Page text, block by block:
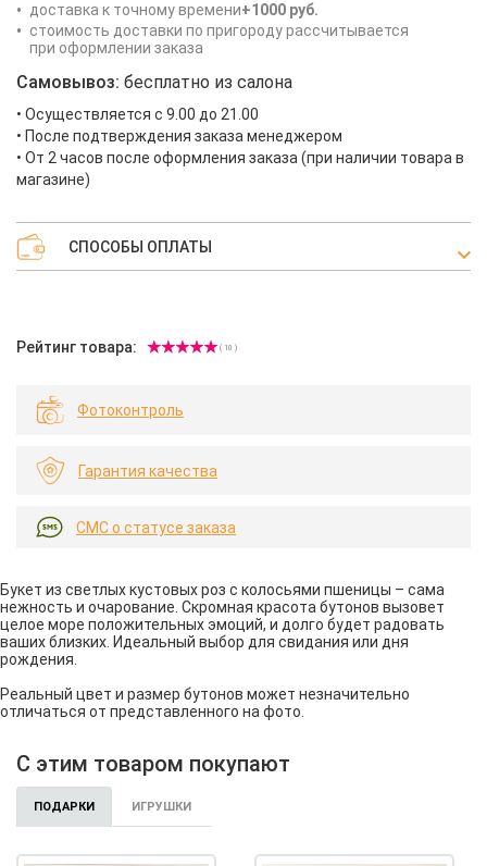
доставка к точному времени+1000 руб.
стоимость доставки по пригороду рассчитывается
при оформлении заказа
Самовывоз: бесплатно из салона
• Осуществляется с 9.00 до 21.00
• После подтверждения заказа менеджером
• От 2 часов после оформления заказа (при наличии товара в
магазине)
СПОСОБЫ ОПЛАТЫ
Рейтинг товара: ( 10 )
Фотоконтроль
Гарантия качества
СМС о статусе заказа
Букет из светлых кустовых роз с колосьями пшеницы – сама
нежность и очарование. Скромная красота бутонов вызовет
целое море положительных эмоций, и долго будет радовать
ваших близких. Идеальный выбор для свидания или дня
рождения.
Реальный цвет и размер бутонов может незначительно
отличаться от представленного на фото.
С этим товаром покупают
ПОДАРКИ ИГРУШКИ